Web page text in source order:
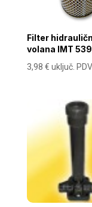
Filter
volana IMT
3,98 € uključ. PDV